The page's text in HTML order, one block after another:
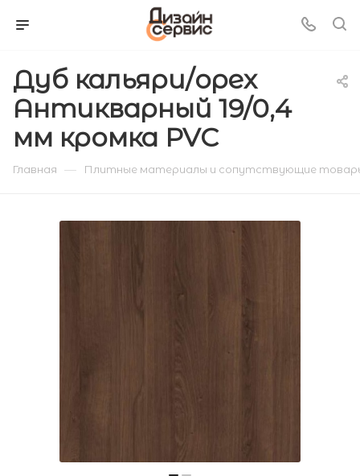
Дуб кальяри/орех
Антикварный 19/0,4
мм кромка PVС
Главная — Плитные материалы и сопутствующие